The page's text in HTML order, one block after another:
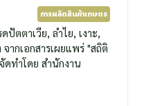
การผลิตสินค้าเกษตร
ตตาเวีย, ลำไย, เงาะ,
ากเอกสารเผยแพร่ "สถิติ
ดทำโดย สำนักงาน